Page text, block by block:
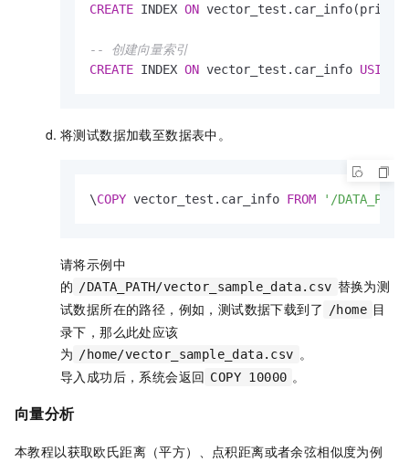
CREATE INDEX ON
-- 创建向量索引
CREATE INDEX ON vector_test.car_info USING
将测试数据加载至数据表中。
\COPY vector_test.car_info FROM '/
请将示例中
的 /DATA_PATH/vector_sample_data.csv 替换为测
试数据所在的路径，例如，测试数据下载到了
/home 目
录下，那么此处应该
为 /home/vector_sample_data.csv 。
导入成功后，系统会返回 COPY 10000 。
向量分析
本教程以获取欧氏距离（平方）、点积距离或者余弦相似度为例